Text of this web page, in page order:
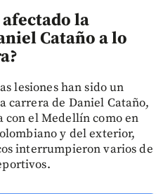
la
Cataño a lo
lesiones han sido un
carrera de Daniel Cataño,
con el Medellín como en
y del exterior,
interrumpieron varios de